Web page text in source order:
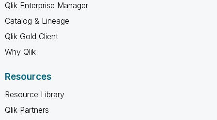
Qlik Enterprise Manager
Catalog & Lineage
Qlik Gold Client
Why Qlik
Resources
Resource Library
Qlik Partners